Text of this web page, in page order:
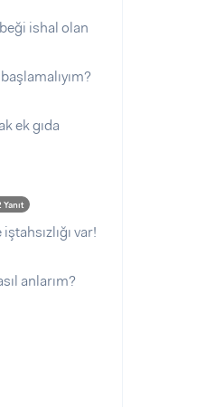
ishal olan
ek gıda
Yanıt
var!
anlarım?